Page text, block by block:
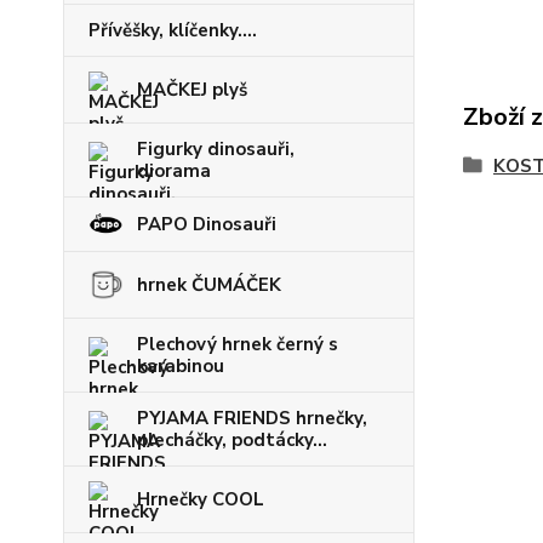
Přívěšky, klíčenky....
MAČKEJ plyš
Figurky dinosauři,
diorama
PAPO Dinosauři
hrnek ČUMÁČEK
Plechový hrnek černý s
karabinou
PYJAMA FRIENDS hrnečky,
plecháčky, podtácky...
Hrnečky COOL
Zboží